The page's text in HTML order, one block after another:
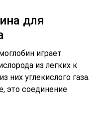
для
играет
из легких к
них углекислого газа.
это соединение